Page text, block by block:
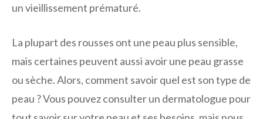
un vieillissement prématuré.
La plupart des rousses ont une peau plus sensible,
mais certaines peuvent aussi avoir une peau grasse
ou sèche. Alors, comment savoir quel est son type de
peau ? Vous pouvez consulter un dermatologue pour